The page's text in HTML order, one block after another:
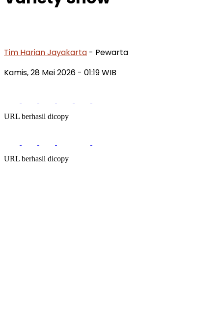
Tim Harian Jayakarta - Pewarta
Kamis, 28 Mei 2026 - 01:19 WIB
URL berhasil dicopy
URL berhasil dicopy